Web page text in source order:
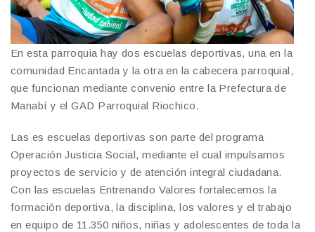
En esta parroquia hay dos escuelas deportivas, una en la
comunidad Encantada y la otra en la cabecera parroquial,
que funcionan mediante convenio entre la Prefectura de
Manabí y el GAD Parroquial Riochico.
Las es escuelas deportivas son parte del programa
Operación Justicia Social, mediante el cual impulsamos
proyectos de servicio y de atención integral ciudadana.
Con las escuelas Entrenando Valores fortalecemos la
formación deportiva, la disciplina, los valores y el trabajo
en equipo de 11.350 niños, niñas y adolescentes de toda la